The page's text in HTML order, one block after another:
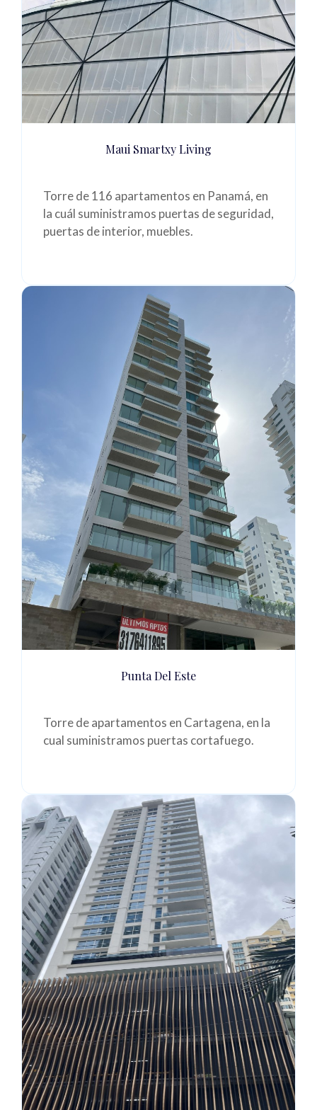
Maui Smartxy Living
Torre de 116 apartamentos en Panamá, en
la cuál suministramos puertas de seguridad,
puertas de interior, muebles.
Punta Del Este
Torre de apartamentos en Cartagena, en la
cual suministramos puertas cortafuego.